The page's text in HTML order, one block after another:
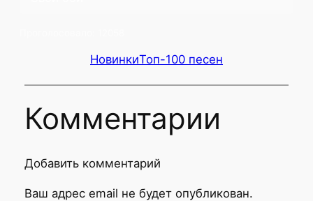
НовинкиТоп-100 песен
Комментарии
Добавить комментарий
Ваш адрес email не будет опубликован.